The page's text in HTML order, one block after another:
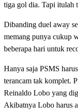
tiga gol dia. Tapi itulah
Dibanding duel away
memang punya cukup
beberapa hari untuk
Hanya saja PSMS
terancam tak komplet.
Reinaldo Lobo yang
Akibatnya Lobo harus